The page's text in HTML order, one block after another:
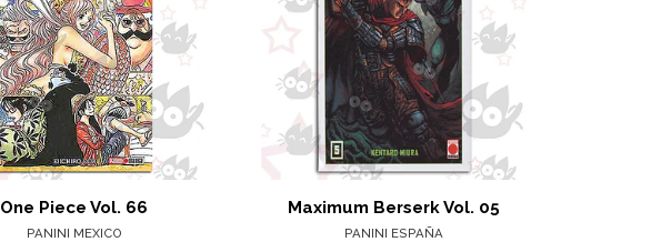
One Piece Vol. 66
PANINI MEXICO
Maximum Berserk Vol. 05
PANINI ESPAÑA